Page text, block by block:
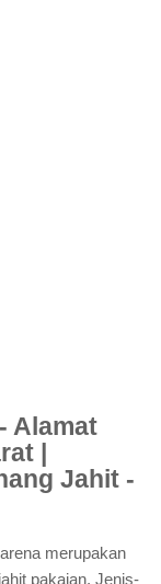
Alamat
|
Jahit -
merupakan
pakaian. Jenis-